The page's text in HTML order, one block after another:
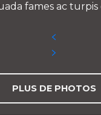
fames ac turpis
PLUS DE PHOTOS